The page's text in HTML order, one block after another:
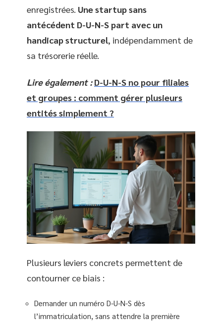
enregistrées. Une startup sans
antécédent D-U-N-S part avec un
handicap structurel, indépendamment de
sa trésorerie réelle.
Lire également : D-U-N-S no pour filiales
et groupes : comment gérer plusieurs
entités simplement ?
Plusieurs leviers concrets permettent de
contourner ce biais :
Demander un numéro D-U-N-S dès
l’immatriculation, sans attendre la première